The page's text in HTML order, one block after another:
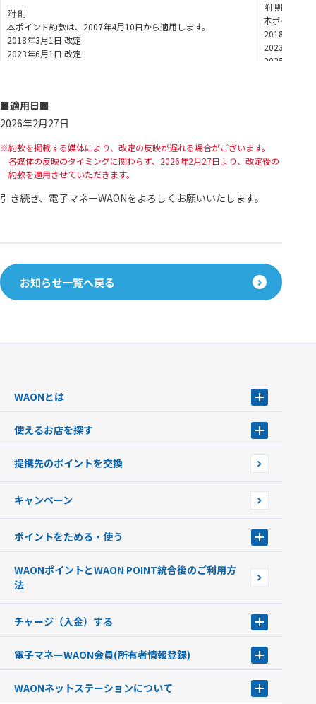
附 則
本ポイント約款は、2007年4月10日から適用します。
2018年3月1日 改定
2023年6月1日 改定
附 則
本ポイント
2018年3月1
2023年6月1
2025年2月
■適用日■
2026年2月27日
約款を掲載する媒体により、改定の反映が遅れる場合がございます。
各媒体の反映のタイミングに関わらず、2026年2月27日より、改定後の
約款を適用させていただきます。
引き続き、電子マネーWAONをよろしくお願いいたします。
お知らせ一覧へ戻る
WAONとは
WAONを申込む
インターネット上でのお買い物について（ネット決済）
使えるお店を探す
店舗検索
イオン銀行ATM設置場所
提携先のポイントを交換
キャンペーン
ポイントをためる・使う
ポイントの有効期限について
WAONポイントとWAON POINT統合後のご利用方
法
チャージ（入金）する
現金でチャージする
銀行口座・ATMからチャージする
電子マネーWAON会員(所有者情報登録)
WAON POINTサービス会員登録に伴う個人データの共同利用のお知
WAONネットステーションについて